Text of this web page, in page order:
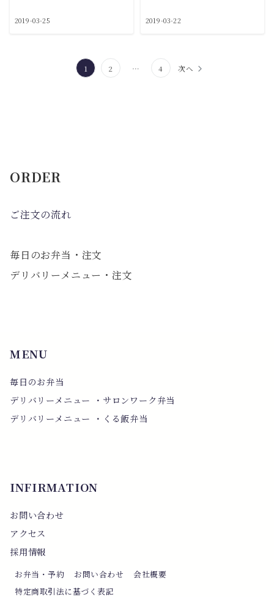
2019-03-25 2019-03-22
ジ
り
1 2 … 4 次へ
ORDER
ご注文の流れ
毎日のお弁当・注文
デリバリーメニュー・注文
MENU
毎日のお弁当
デリバリーメニュー ・サロンワーク弁当
デリバリーメニュー ・くる飯弁当
INFIRMATION
お問い合わせ
アクセス
採用情報
お弁当・予約 お問い合わせ
会社概要
特定商取引法に基づく表記